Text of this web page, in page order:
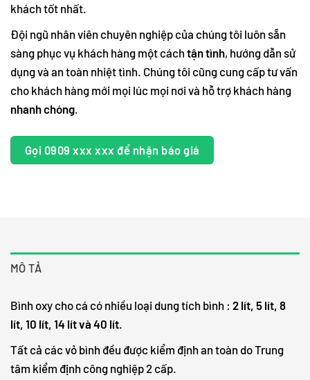
khách tốt nhất.
Đội ngũ nhân viên chuyên nghiệp của chúng tôi luôn sẵn
sàng phục vụ khách hàng một cách tận tình, hướng dẫn sử
dụng và an toàn nhiệt tình. Chúng tôi cũng cung cấp tư vấn
cho khách hàng mới mọi lúc mọi nơi và hỗ trợ khách hàng
nhanh chóng
Gọi 0909 xxx xxx để nhận báo giá
MÔ TẢ
Bình oxy cho cá có nhiều loại dung tích bình : 2 lít, 5 lít, 8
lít, 10 lít, 14 lít và 40 lít.
Tất cả các vỏ bình đều được kiểm định an toàn do Trung
tâm kiểm định công nghiệp 2 cấp.